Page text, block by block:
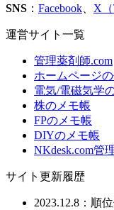
SNS ： Facebook X（
運営サイト一覧
管理薬剤師.com
ホームページ
電気/電磁気学
株のメモ帳
FPのメモ帳
DIYのメモ帳
NKdesk.com管
サイト更新履歴
2023.12.8：順